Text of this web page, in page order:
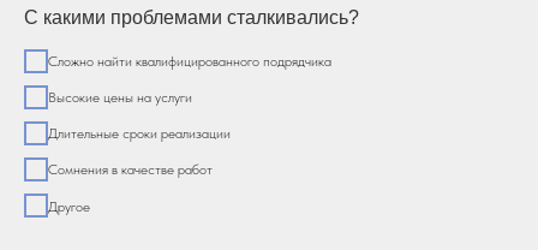
С какими проблемами сталкивались?
Сложно найти квалифицированного подрядчика
Высокие цены на услуги
Длительные сроки реализации
Сомнения в качестве работ
Другое